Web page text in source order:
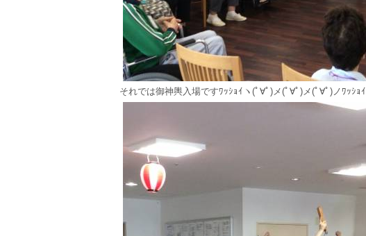
それでは御神輿入場ですﾜｯｼｮｲヽ(ﾟ∀ﾟ)メ(ﾟ∀ﾟ)メ(ﾟ∀ﾟ)ノﾜｯｼｮｲ